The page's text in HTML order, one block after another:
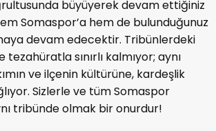
büyüyerek devam ettiğiniz
Somaspor’a hem de bulunduğunuz
devam edecektir. Tribünlerdeki
tezahüratla sınırlı kalmıyor; aynı
ve ilçenin kültürüne, kardeşlik
Sizlerle ve tüm Somaspor
tribünde olmak bir onurdur!